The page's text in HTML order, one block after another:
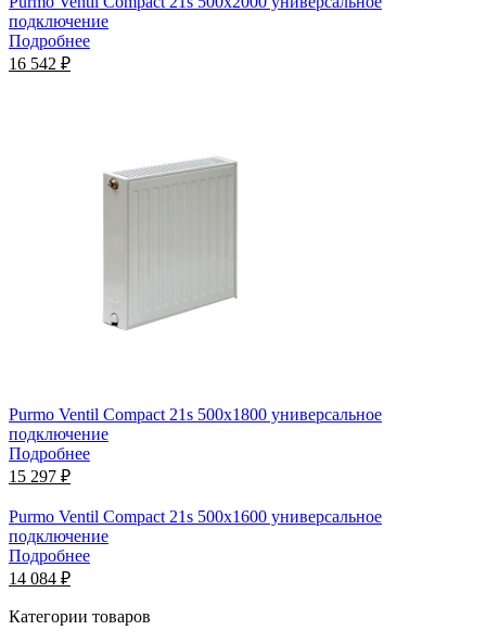
подключение
Подробнее
16 542 ₽
Purmo Ventil Compact 21s 500х1800 универсальное
подключение
Подробнее
15 297 ₽
Purmo Ventil Compact 21s 500х1600 универсальное
подключение
Подробнее
14 084 ₽
Категории товаров